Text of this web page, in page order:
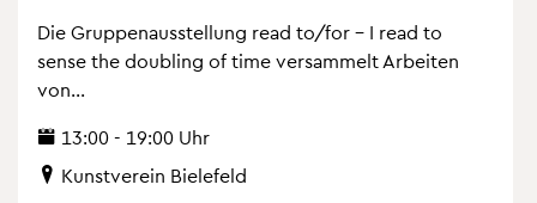
Die Grup­pen­aus­stel­lung read to/for – I read to
sense the dou­bling of time ver­sam­melt Ar­bei­ten
von...
13:00 - 19:00 Uhr
Kunst­ver­ein Bie­le­feld